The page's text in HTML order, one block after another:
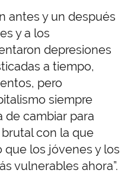
antes y un después
y a los
depresiones
a tiempo,
pero
siempre
de cambiar para
con la que
que los jóvenes y los
vulnerables ahora”.